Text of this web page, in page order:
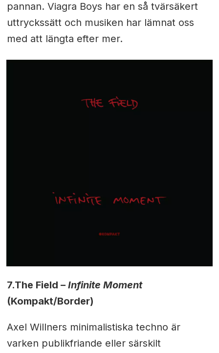
pannan. Viagra Boys har en så tvärsäkert
uttryckssätt och musiken har lämnat oss
med att längta efter mer.
7.The Field – Infinite Moment
(Kompakt/Border)
Axel Willners minimalistiska techno är
varken publikfriande eller särskilt